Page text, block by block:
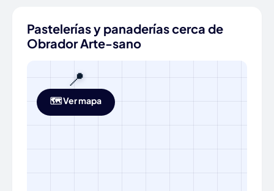
Pastelerías y panaderías cerca de
Obrador Arte-sano
📍
🗺️ Ver mapa